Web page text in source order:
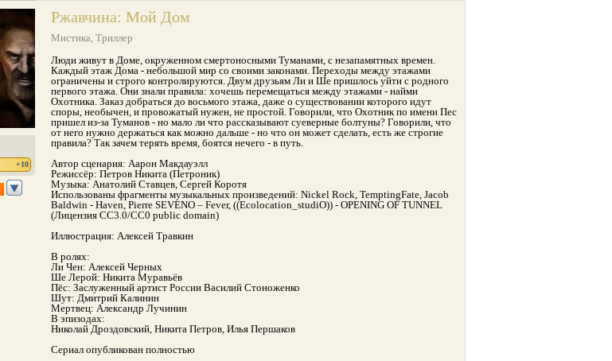
+10
Ржавчина: Мой Дом
Мистика, Триллер
Люди живут в Доме, окруженном смертоносными Туманами, с незапамятных времен.
Каждый этаж Дома - небольшой мир со своими законами. Переходы между этажами
ограничены и строго контролируются. Двум друзьям Ли и Ше пришлось уйти с родного
первого этажа. Они знали правила: хочешь перемещаться между этажами - найми
Охотника. Заказ добраться до восьмого этажа, даже о существовании которого идут
споры, необычен, и провожатый нужен, не простой. Говорили, что Охотник по имени Пес
пришел из-за Туманов - но мало ли что рассказывают суеверные болтуны? Говорили, что
от него нужно держаться как можно дальше - но что он может сделать, есть же строгие
правила? Так зачем терять время, боятся нечего - в путь.
Автор сценария: Аарон Макдауэлл
Режиссёр: Петров Никита (Петроник)
Музыка: Анатолий Ставцев, Сергей Коротя
Использованы фрагменты музыкальных произведений: Nickel Rock, TemptingFate, Jacob
Baldwin - Haven, Pierre SEVENO – Fever, ((Ecolocation_studiO)) - OPENING OF TUNNEL
(Лицензия CC3.0/CC0 public domain)
Иллюстрация: Алексей Травкин
В ролях:
Ли Чен: Алексей Черных
Ше Лерой: Никита Муравьёв
Пёс: Заслуженный артист России Василий Стоноженко
Шут: Дмитрий Калинин
Мертвец: Александр Лучинин
В эпизодах:
Николай Дроздовский, Никита Петров, Илья Першаков
Сериал опубликован полностью